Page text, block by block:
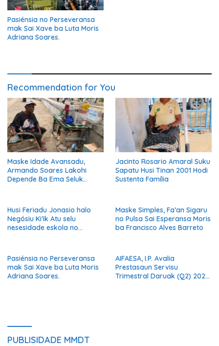
Pasiénsia no Perseveransa
mak Sai Xave ba Luta Moris
Adriana Soares.
Recommendation for You
Maske Idade Avansadu,
Armando Soares Lakohi
Depende Ba Ema Seluk
Jacinto Rosario Amaral Suku
Sapatu Husi Tinan 2001 Hodi
Sustenta Família
Husi Feriadu Jonasio halo
Negósiu Ki’ik Atu selu
nesesidade eskola no
Maske Simples, Fa’an Sigaru
no Pulsa Sai Esperansa Moris
ba Francisco Alves Barreto
Pasiénsia no Perseveransa
mak Sai Xave ba Luta Moris
Adriana Soares.
AIFAESA, I.P. Avalia
Prestasaun Servisu
Trimestral Daruak (Q2) 2026
PUBLISIDADE MMDT